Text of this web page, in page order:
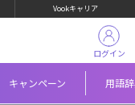
Vookキャリア
キャンペーン 用語
ログイン